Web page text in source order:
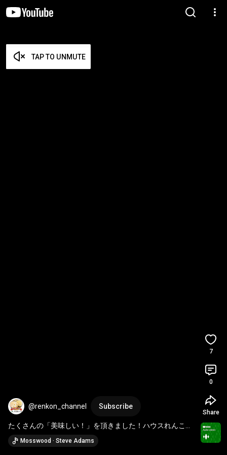
TAP TO UNMUTE
@renkon_channel Subscribe
たくさんの「美味しい！」を頂きました！ハウスれんこん
試食会！
Mosswood · Steve Adams
7
0
Share